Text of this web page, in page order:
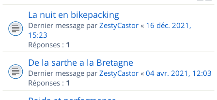
La nuit en bikepacking
Dernier message par ZestyCastor « 16 déc. 2021,
15:23
Réponses : 1
De la sarthe a la Bretagne
Dernier message par ZestyCastor « 04 avr. 2021, 12:03
Réponses : 1